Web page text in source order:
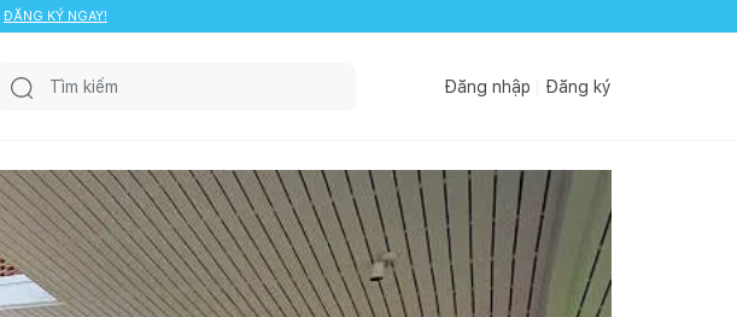
ĐĂNG KÝ NGAY!
Đăng nhập Đăng ký